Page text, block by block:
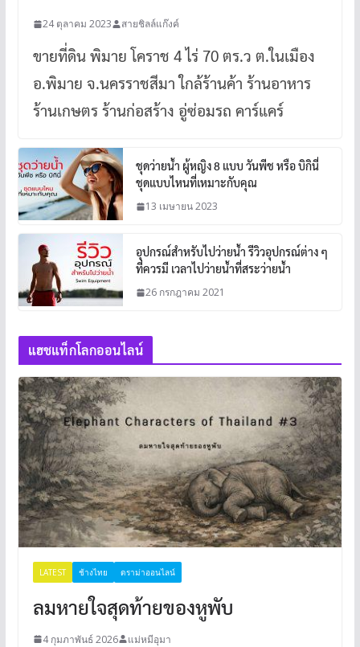
24 ตุลาคม 2023 สายชิลล์แก๊งค์
ขายที่ดิน พิมาย โคราช 4 ไร่ 70 ตร.ว ต.ในเมือง
อ.พิมาย จ.นครราชสีมา ใกล้ร้านค้า ร้านอาหาร
ร้านเกษตร ร้านก่อสร้าง อู่ซ่อมรถ คาร์แคร์
ชุดว่ายน้ำ ผู้หญิง 8 แบบ วันพีช หรือ บิกินี่
ชุดแบบไหนที่เหมาะกับคุณ
13 เมษายน 2023
อุปกรณ์สำหรับไปว่ายน้ำ รีวิวอุปกรณ์ต่าง ๆ
ที่ควรมี เวลาไปว่ายน้ำที่สระว่ายน้ำ
26 กรกฎาคม 2021
แฮชแท็กโลกออนไลน์
LATEST ช้างไทย ดราม่าออนไลน์
ลมหายใจสุดท้ายของหูพับ
4 กุมภาพันธ์ 2026 แม่หมีอุมา